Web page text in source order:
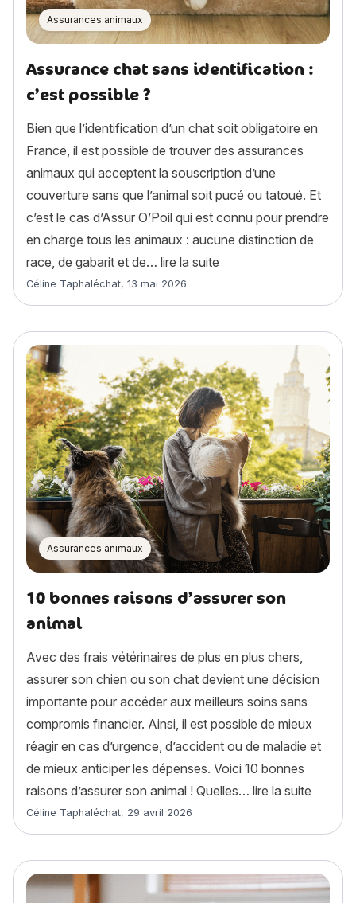
Assurances animaux
Assurance chat sans identification :
c’est possible ?
Bien que l’identification d’un chat soit obligatoire en
France, il est possible de trouver des assurances
animaux qui acceptent la souscription d’une
couverture sans que l’animal soit pucé ou tatoué. Et
c’est le cas d’Assur O’Poil qui est connu pour prendre
en charge tous les animaux : aucune distinction de
race, de gabarit et de… lire la suite
Article rédigé par
Céline Taphaléchat, 13 mai 2026
Assurances animaux
10 bonnes raisons d’assurer son
animal
Avec des frais vétérinaires de plus en plus chers,
assurer son chien ou son chat devient une décision
importante pour accéder aux meilleurs soins sans
compromis financier. Ainsi, il est possible de mieux
réagir en cas d’urgence, d’accident ou de maladie et
de mieux anticiper les dépenses. Voici 10 bonnes
raisons d’assurer son animal ! Quelles… lire la suite
Article rédigé par
Céline Taphaléchat, 29 avril 2026